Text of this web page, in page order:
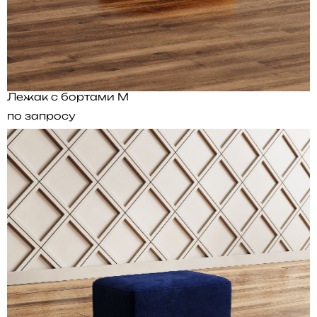
Лежак с бортами M
по запросу